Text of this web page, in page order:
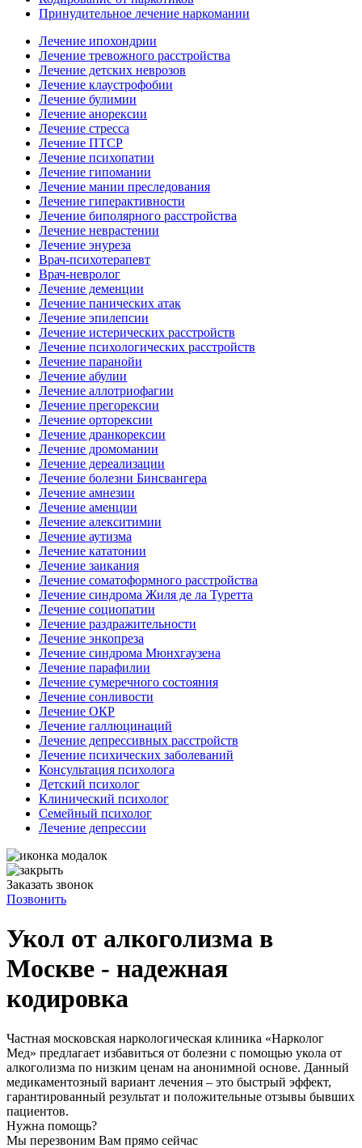
Принудительное лечение наркомании
Лечение ипохондрии
Лечение тревожного расстройства
Лечение детских неврозов
Лечение клаустрофобии
Лечение булимии
Лечение анорексии
Лечение стресса
Лечение ПТСР
Лечение психопатии
Лечение гипомании
Лечение мании преследования
Лечение гиперактивности
Лечение биполярного расстройства
Лечение неврастении
Лечение энуреза
Врач-психотерапевт
Врач-невролог
Лечение деменции
Лечение панических атак
Лечение эпилепсии
Лечение истерических расстройств
Лечение психологических расстройств
Лечение паранойи
Лечение абулии
Лечение аллотриофагии
Лечение прегорексии
Лечение орторексии
Лечение дранкорексии
Лечение дромомании
Лечение дереализации
Лечение болезни Бинсвангера
Лечение амнезии
Лечение аменции
Лечение алекситимии
Лечение аутизма
Лечение кататонии
Лечение заикания
Лечение соматоформного расстройства
Лечение синдрома Жиля де ла Туретта
Лечение социопатии
Лечение раздражительности
Лечение энкопреза
Лечение синдрома Мюнхгаузена
Лечение парафилии
Лечение сумеречного состояния
Лечение сонливости
Лечение ОКР
Лечение галлюцинаций
Лечение депрессивных расстройств
Лечение психических заболеваний
Консультация психолога
Детский психолог
Клинический психолог
Семейный психолог
Лечение депрессии
Заказать звонок
Позвонить
Укол от алкоголизма в
Москве - надежная
кодировка
Частная московская наркологическая клиника «Нарколог
Мед» предлагает избавиться от болезни с помощью укола от
алкоголизма по низким ценам на анонимной основе. Данный
медикаментозный вариант лечения – это быстрый эффект,
гарантированный результат и положительные отзывы бывших
пациентов.
Нужна помощь?
Мы перезвоним Вам прямо сейчас